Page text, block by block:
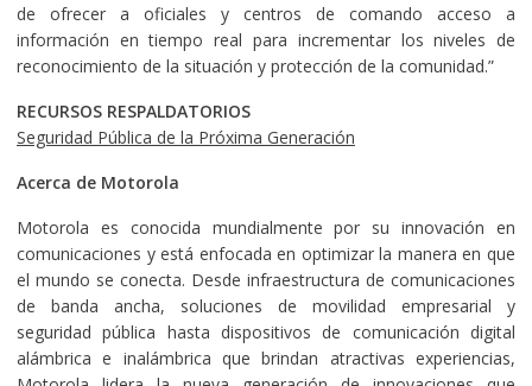
de ofrecer a oficiales y centros de comando acceso a
información en tiempo real para incrementar los niveles de
reconocimiento de la situación y protección de la comunidad.”
RECURSOS RESPALDATORIOS
Seguridad Pública de la Próxima Generación
Acerca de Motorola
Motorola es conocida mundialmente por su innovación en
comunicaciones y está enfocada en optimizar la manera en que
el mundo se conecta. Desde infraestructura de comunicaciones
de banda ancha, soluciones de movilidad empresarial y
seguridad pública hasta dispositivos de comunicación digital
alámbrica e inalámbrica que brindan atractivas experiencias,